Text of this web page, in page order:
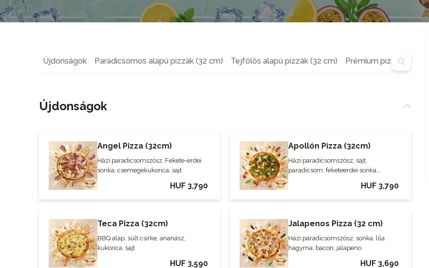
Újdonságok Paradicsomos alapú pizzák (32 cm) Tejfölös alapú pizzák (32 cm) Prémium pizzák (32 cm)
Újdonságok
Angel Pizza (32cm)
Házi paradicsomszósz, Fekete-erdei
sonka, csemegekukorica, sajt
HUF 3,790
Apollón Pizza (32cm)
Házi paradicsomszósz, sajt,
paradicsom, feketeerdei sonka,
HUF 3,790
Teca Pizza (32cm)
BBQ alap, sült csirke, ananász,
kukorica, sajt
HUF 3,590
Jalapenos Pizza (32 cm)
Házi paradicsomszósz, sonka, lila
hagyma, bacon, jalapeno
HUF 3,690